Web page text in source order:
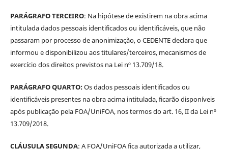
PARÁGRAFO TERCEIRO: Na hipótese de existirem na obra acima
intitulada dados pessoais identificados ou identificáveis, que não
passaram por processo de anonimização, o CEDENTE declara que
informou e disponibilizou aos titulares/terceiros, mecanismos de
exercício dos direitos previstos na Lei nº 13.709/18.
PARÁGRAFO QUARTO:Os dados pessoais identificados ou
identificáveis presentes na obra acima intitulada, ficarão disponíveis
após publicação pela FOA/UniFOA, nos termos do art. 16, II da Lei nº
13.709/2018.
CLÁUSULA SEGUNDA: A FOA/UniFOA fica autorizada a utilizar,